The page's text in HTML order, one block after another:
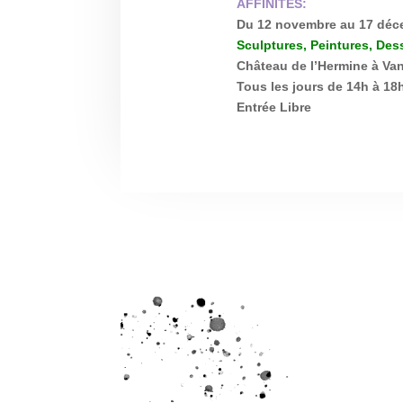
AFFINITES:
Du 12 novembre au 17
Sculptures, Peintures,
Château de l’Hermine à
Tous les jours de 14h à
Entrée Libre